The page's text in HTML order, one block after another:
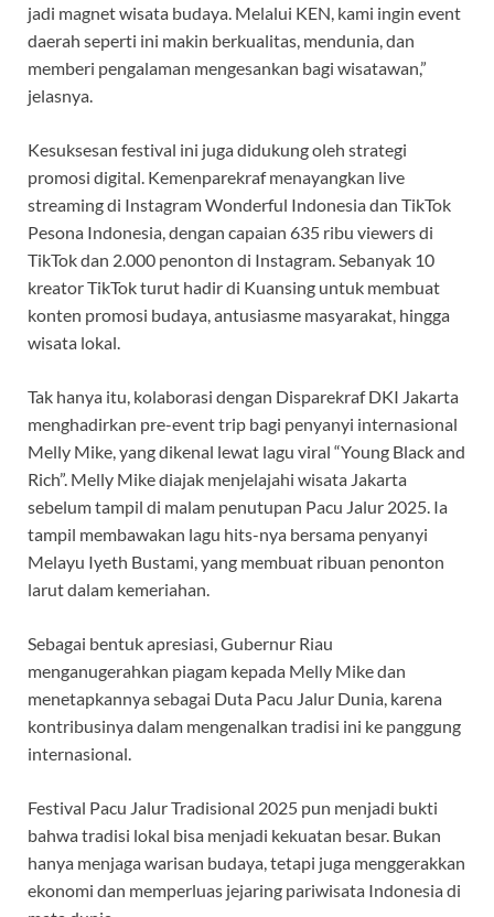
jadi magnet wisata budaya. Melalui KEN, kami ingin event
daerah seperti ini makin berkualitas, mendunia, dan
memberi pengalaman mengesankan bagi wisatawan,”
jelasnya.
Kesuksesan festival ini juga didukung oleh strategi
promosi digital. Kemenparekraf menayangkan live
streaming di Instagram Wonderful Indonesia dan TikTok
Pesona Indonesia, dengan capaian 635 ribu viewers di
TikTok dan 2.000 penonton di Instagram. Sebanyak 10
kreator TikTok turut hadir di Kuansing untuk membuat
konten promosi budaya, antusiasme masyarakat, hingga
wisata lokal.
Tak hanya itu, kolaborasi dengan Disparekraf DKI Jakarta
menghadirkan pre-event trip bagi penyanyi internasional
Melly Mike, yang dikenal lewat lagu viral “Young Black and
Rich”. Melly Mike diajak menjelajahi wisata Jakarta
sebelum tampil di malam penutupan Pacu Jalur 2025. Ia
tampil membawakan lagu hits-nya bersama penyanyi
Melayu Iyeth Bustami, yang membuat ribuan penonton
larut dalam kemeriahan.
Sebagai bentuk apresiasi, Gubernur Riau
menganugerahkan piagam kepada Melly Mike dan
menetapkannya sebagai Duta Pacu Jalur Dunia, karena
kontribusinya dalam mengenalkan tradisi ini ke panggung
internasional.
Festival Pacu Jalur Tradisional 2025 pun menjadi bukti
bahwa tradisi lokal bisa menjadi kekuatan besar. Bukan
hanya menjaga warisan budaya, tetapi juga menggerakkan
ekonomi dan memperluas jejaring pariwisata Indonesia di